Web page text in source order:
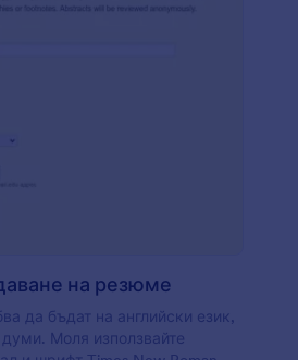
на резюме
да бъдат на английски език,
Моля използвайте